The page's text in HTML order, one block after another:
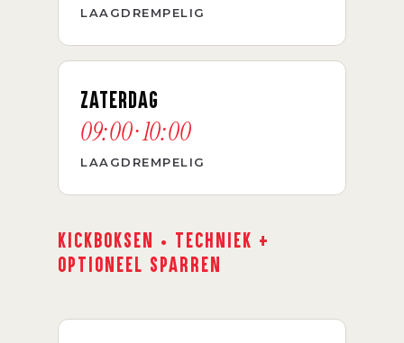
LAAGDREMPELIG
ZATERDAG
09:00 · 10:00
LAAGDREMPELIG
KICKBOKSEN · TECHNIEK +
OPTIONEEL SPARREN